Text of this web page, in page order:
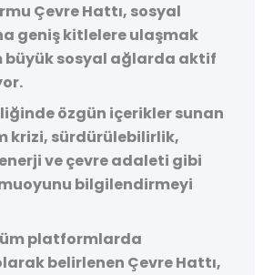
Çevre Hattı, sosyal
geniş kitlelere ulaşmak
büyük sosyal ağlarda aktif
özgün içerikler sunan
krizi, sürdürülebilirlik,
ve çevre adaleti gibi
bilgilendirmeyi
tüm platformlarda
belirlenen Çevre Hattı,